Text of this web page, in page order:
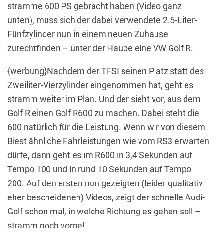
stramme 600 PS gebracht haben (Video ganz
unten), muss sich der dabei verwendete 2.5-Liter-
Fünfzylinder nun in einem neuen Zuhause
zurechtfinden – unter der Haube eine VW Golf R.
{werbung}Nachdem der TFSI seinen Platz statt des
Zweiliter-Vierzylinder eingenommen hat, geht es
stramm weiter im Plan. Und der sieht vor, aus dem
Golf R einen Golf R600 zu machen. Dabei steht die
600 natürlich für die Leistung. Wenn wir von diesem
Biest ähnliche Fahrleistungen wie vom RS3 erwarten
dürfe, dann geht es im R600 in 3,4 Sekunden auf
Tempo 100 und in rund 10 Sekunden auf Tempo
200. Auf den ersten nun gezeigten (leider qualitativ
eher bescheidenen) Videos, zeigt der schnelle Audi-
Golf schon mal, in welche Richtung es gehen soll –
stramm noch vorne!